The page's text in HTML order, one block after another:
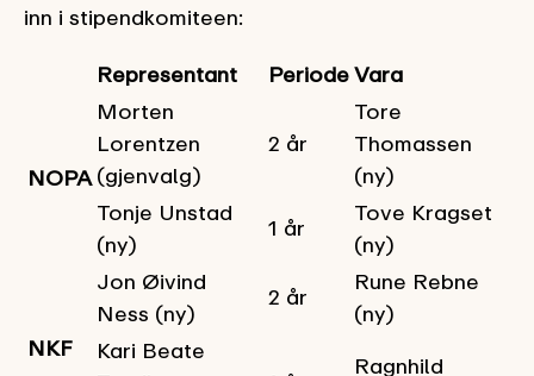
inn i stipendkomiteen:
Representant PeriodeVara
NOPA
Morten
Lorentzen
(gjenvalg)
2 år
Tore
Thomassen
(ny)
Tonje Unstad
(ny)
1 år
Tove Kragset
(ny)
NKF
Jon Øivind
Ness (ny)
2 år
Rune Rebne
(ny)
Kari Beate
Ragnhild